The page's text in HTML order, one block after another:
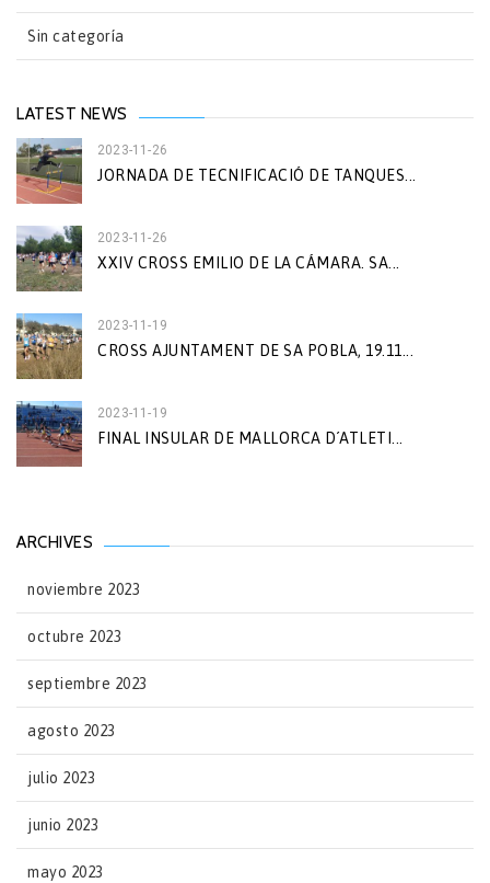
Sin categoría
LATEST NEWS
2023-11-26
JORNADA DE TECNIFICACIÓ DE TANQUES...
2023-11-26
XXIV CROSS EMILIO DE LA CÁMARA. SA...
2023-11-19
CROSS AJUNTAMENT DE SA POBLA, 19.11...
2023-11-19
FINAL INSULAR DE MALLORCA D´ATLETI...
ARCHIVES
noviembre 2023
octubre 2023
septiembre 2023
agosto 2023
julio 2023
junio 2023
mayo 2023